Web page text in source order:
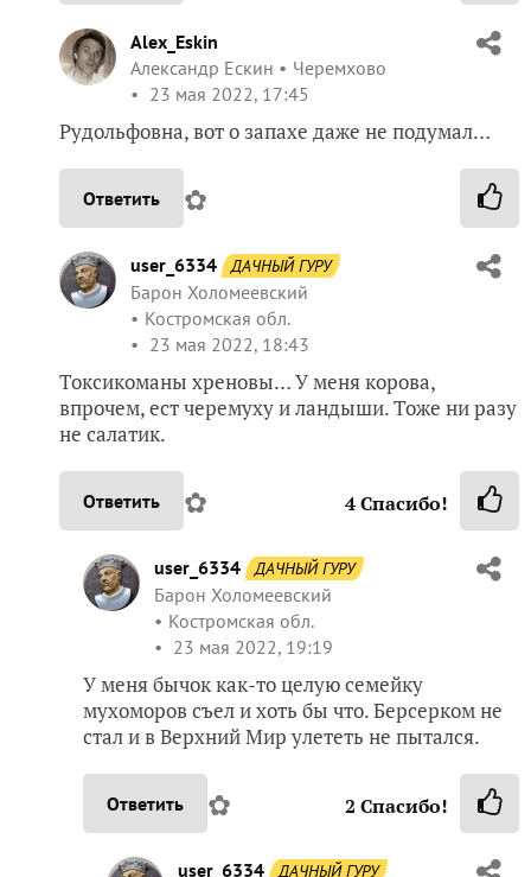
Alex_Eskin
Александр Ескин
Черемхово
23 мая 2022, 17:45
Рудольфовна, вот о запахе даже не подумал…
Ответить ✿
user_6334 ДАЧНЫЙ ГУРУ
Барон Холомеевский
Костромская обл.
23 мая 2022, 18:43
Токсикоманы хреновы… У меня корова,
впрочем, ест черемуху и ландыши. Тоже ни разу
не салатик.
Ответить ✿ 4Спасибо!
user_6334 ДАЧНЫЙ ГУРУ
Барон Холомеевский
Костромская обл.
23 мая 2022, 19:19
У меня бычок как-то целую семейку
мухоморов съел и хоть бы что. Берсерком не
стал и в Верхний Мир улететь не пытался.
Ответить ✿ 2 Спасибо!
user_6334 ДАЧНЫЙ ГУРУ